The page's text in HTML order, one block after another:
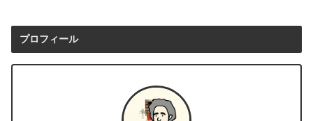
プロフィール